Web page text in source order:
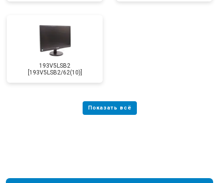
193V5LSB2
[193V5LSB2/62(10)]